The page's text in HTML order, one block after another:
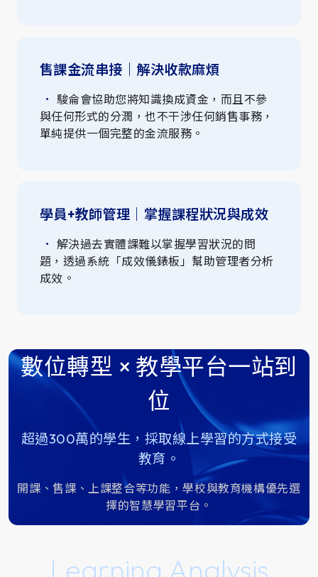
售課金流串接｜解決收款麻煩
駿侖會協助您將知識換成資金，而且不參
與任何形式的分潤，也不干涉任何銷售事務，
單純提供一個完整的金流服務。
學員+教師管理｜掌握課程狀況與成效
解決過去實體課難以掌握學習狀況的問
題，透過系統「成效儀錶板」幫助管理者分析
成效。
數位轉型 × 教學平台一站到
位
超過300萬的學生，採取線上學習的方式接受
教育。
開課、售課、上課整合等功能，學校與教育機構優先選
擇的智慧學習平台。
Learning Analysis